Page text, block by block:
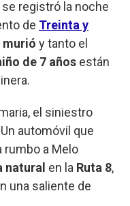
se registró la noche
de Treinta y
murió y tanto el
de 7 años están
el siniestro
automóvil que
rumbo a Melo
natural en la Ruta 8,
una saliente de